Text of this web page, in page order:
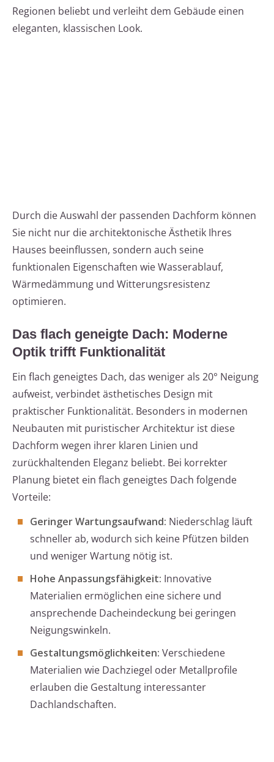
Regionen beliebt und verleiht dem Gebäude einen
eleganten, klassischen Look.
Durch die Auswahl der passenden Dachform können
Sie nicht nur die architektonische Ästhetik Ihres
Hauses beeinflussen, sondern auch seine
funktionalen Eigenschaften wie Wasserablauf,
Wärmedämmung und Witterungsresistenz
optimieren.
Das flach geneigte Dach: Moderne
Optik trifft Funktionalität
Ein flach geneigtes Dach, das weniger als 20° Neigung
aufweist, verbindet ästhetisches Design mit
praktischer Funktionalität. Besonders in modernen
Neubauten mit puristischer Architektur ist diese
Dachform wegen ihrer klaren Linien und
zurückhaltenden Eleganz beliebt. Bei korrekter
Planung bietet ein flach geneigtes Dach folgende
Vorteile:
Geringer Wartungsaufwand: Niederschlag läuft
schneller ab, wodurch sich keine Pfützen bilden
und weniger Wartung nötig ist.
Hohe Anpassungsfähigkeit: Innovative
Materialien ermöglichen eine sichere und
ansprechende Dacheindeckung bei geringen
Neigungswinkeln.
Gestaltungsmöglichkeiten: Verschiedene
Materialien wie Dachziegel oder Metallprofile
erlauben die Gestaltung interessanter
Dachlandschaften.